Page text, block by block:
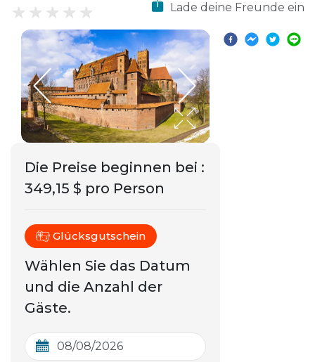
Lade deine Freunde ein
Die Preise beginnen bei :
349,15 $ pro Person
Glücksgutschein
Wählen Sie das Datum
und die Anzahl der
Gäste.